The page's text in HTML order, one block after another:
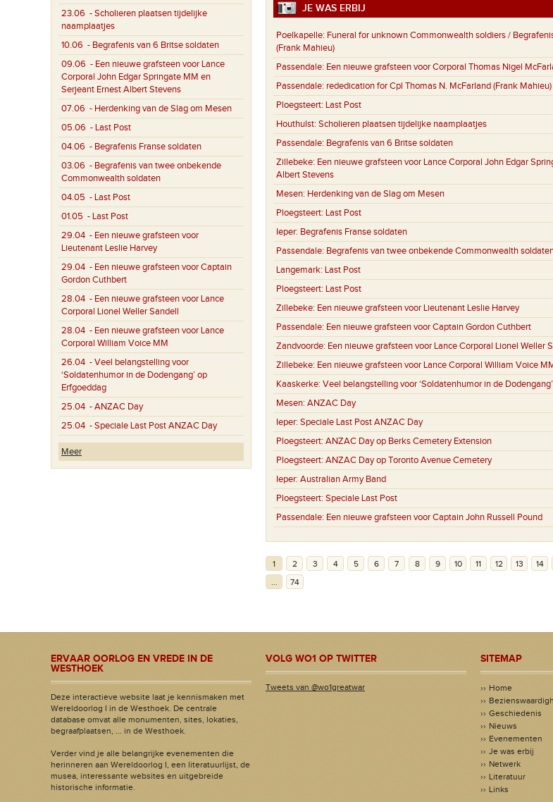
23.06 - Scholieren plaatsen tijdelijke
naamplaatjes
10.06 - Begrafenis van 6 Britse soldaten
09.06 - Een nieuwe grafsteen voor Lance
Corporal John Edgar Springate MM en
Serjeant Ernest Albert Stevens
07.06 - Herdenking van de Slag om Mesen
05.06 - Last Post
04.06 - Begrafenis Franse soldaten
03.06 - Begrafenis van twee onbekende
Commonwealth soldaten
04.05 - Last Post
01.05 - Last Post
29.04 - Een nieuwe grafsteen voor
Lieutenant Leslie Harvey
29.04 - Een nieuwe grafsteen voor Captain
Gordon Cuthbert
28.04 - Een nieuwe grafsteen voor Lance
Corporal Lionel Weller Sandell
28.04 - Een nieuwe grafsteen voor Lance
Corporal William Voice MM
26.04 - Veel belangstelling voor
‘Soldatenhumor in de Dodengang’ op
Erfgoeddag
25.04 - ANZAC Day
25.04 - Speciale Last Post ANZAC Day
Meer
JE WAS ERBIJ
Poelkapelle: Funeral for unknown Commonwealth soldiers /
(Frank Mahieu)
Passendale: Een nieuwe grafsteen voor Corporal Thomas Nigel
Passendale: rededication for Cpl Thomas N. McFarland (Frank Mahieu)
Ploegsteert: Last Post
Houthulst: Scholieren plaatsen tijdelijke naamplaatjes
Passendale: Begrafenis van 6 Britse soldaten
Zillebeke: Een nieuwe grafsteen voor Lance Corporal John Edgar
Albert Stevens
Mesen: Herdenking van de Slag om Mesen
Ploegsteert: Last Post
Ieper: Begrafenis Franse soldaten
Passendale: Begrafenis van twee onbekende Commonwealth
Langemark: Last Post
Ploegsteert: Last Post
Zillebeke: Een nieuwe grafsteen voor Lieutenant Leslie Harvey
Passendale: Een nieuwe grafsteen voor Captain Gordon Cuthbert
Zandvoorde: Een nieuwe grafsteen voor Lance Corporal Lionel Weller
Zillebeke: Een nieuwe grafsteen voor Lance Corporal William Voice
Kaaskerke: Veel belangstelling voor ‘Soldatenhumor in de
Mesen: ANZAC Day
Ieper: Speciale Last Post ANZAC Day
Ploegsteert: ANZAC Day op Berks Cemetery Extension
Ploegsteert: ANZAC Day op Toronto Avenue Cemetery
Ieper: Australian Army Band
Ploegsteert: Speciale Last Post
Passendale: Een nieuwe grafsteen voor Captain John Russell Pound
1 2 3 4 5 6 7 8 9 10 11 12 13 14
...
74
ERVAAR OORLOG EN VREDE IN DE
WESTHOEK
Deze interactieve website laat je kennismaken met
Wereldoorlog I in de Westhoek. De centrale
database omvat alle monumenten, sites, lokaties,
begraafplaatsen, ... in de Westhoek.
Verder vind je alle belangrijke evenementen die
herinneren aan Wereldoorlog I, een literatuurlijst, de
musea, interessante websites en uitgebreide
historische informatie.
VOLG WO1 OP TWITTER
Tweets van @wo1greatwar
SITEMAP
Home
Geschiedenis
Nieuws
Evenementen
Je was erbij
Netwerk
Literatuur
Links